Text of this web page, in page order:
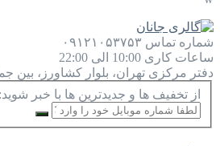
شماره تماس ۰۹۱۲۱۰۵۳۷۵۳
ساعات کاری 10:00 الی 22:00
دفتر مرکزی تهران، بلوار کشاورز، بین
از تخفیف ها و جدیدترین ها با خبر شوید: